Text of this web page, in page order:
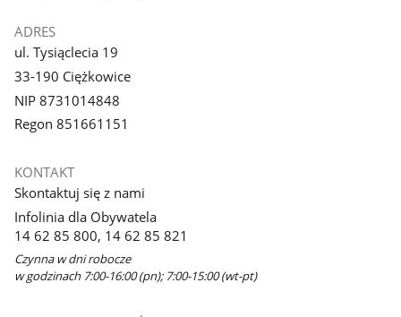
ADRES
ul. Tysiąclecia 19
33-190 Ciężkowice
NIP 8731014848
Regon 851661151
KONTAKT
Skontaktuj się z nami
Infolinia dla Obywatela
14 62 85 800, 14 62 85 821
Czynna w dni robocze
w godzinach 7:00-16:00 (pn); 7:00-15:00 (wt-pt)